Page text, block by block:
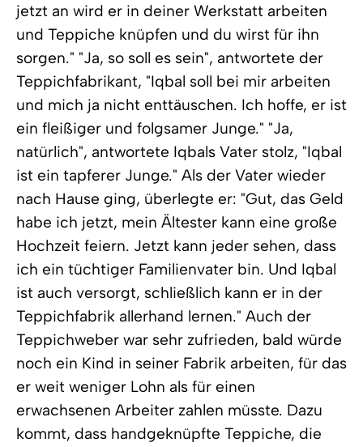
jetzt an wird er in deiner Werkstatt arbeiten
und Teppiche knüpfen und du wirst für ihn
sorgen." "Ja, so soll es sein", antwortete der
Teppichfabrikant, "Iqbal soll bei mir arbeiten
und mich ja nicht enttäuschen. Ich hoffe, er ist
ein fleißiger und folgsamer Junge." "Ja,
natürlich", antwortete Iqbals Vater stolz, "Iqbal
ist ein tapferer Junge." Als der Vater wieder
nach Hause ging, überlegte er: "Gut, das Geld
habe ich jetzt, mein Ältester kann eine große
Hochzeit feiern. Jetzt kann jeder sehen, dass
ich ein tüchtiger Familienvater bin. Und Iqbal
ist auch versorgt, schließlich kann er in der
Teppichfabrik allerhand lernen." Auch der
Teppichweber war sehr zufrieden, bald würde
noch ein Kind in seiner Fabrik arbeiten, für das
er weit weniger Lohn als für einen
erwachsenen Arbeiter zahlen müsste. Dazu
kommt, dass handgeknüpfte Teppiche, die